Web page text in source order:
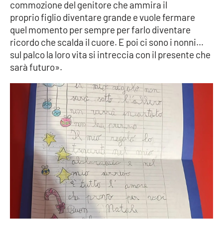
APP
Android
Apple
commozione del genitore che ammira il
proprio figlio diventare grande e vuole fermare
quel momento per sempre per farlo diventare
ricordo che scalda il cuore. E poi ci sono i nonni…
sul palco la loro vita si intreccia con il presente che
sarà futuro».